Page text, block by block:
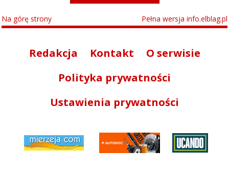
Na górę strony Pełna wersja info.elblag.pl
Redakcja Kontakt
O serwisie
Polityka prywatności
Ustawienia prywatności